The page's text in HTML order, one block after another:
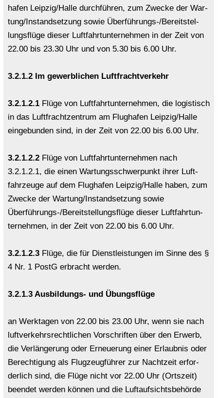
ha­fen Leip­zig/Halle durch­füh­ren, zum Zwe­cke der War­
tung/In­stand­set­zung sowie Überführungs-​/Be­reit­stel­
lungs­flü­ge die­ser Luft­fahrt­un­ter­neh­men in der Zeit von
22.00 bis 23.30 Uhr und von 5.30 bis 6.00 Uhr.
3.2.1.2 Im ge­werb­li­chen Luft­fracht­ver­kehr
3.2.1.2.1Flüge von Luft­fahrt­un­ter­neh­men, die lo­gis­tisch
in das Luft­fracht­zen­trum am Flug­ha­fen Leip­zig/Halle
ein­ge­bun­den sind, in der Zeit von 22.00 bis 6.00 Uhr.
3.2.1.2.2Flüge von Luft­fahrt­un­ter­neh­men nach
3.2.1.2.1, die einen War­tungs­schwer­punkt ihrer Luft­
fahr­zeu­ge auf dem Flug­ha­fen Leip­zig/Halle haben, zum
Zwe­cke der War­tung/In­stand­set­zung sowie
Überführungs-​/Be­reit­stel­lungs­flü­ge die­ser Luft­fahrt­un­
ter­neh­men, in der Zeit von 22.00 bis 6.00 Uhr.
3.2.1.2.3Flüge, die für Dienst­leis­tun­gen im Sinne des §
4 Nr. 1 PostG er­bracht wer­den.
3.2.1.3 Ausbildungs-​ und Übungs­flü­ge
an Werk­ta­gen von 22.00 bis 23.00 Uhr, wenn sie nach
luft­ver­kehrs­recht­li­chen Vor­schrif­ten über den Er­werb,
die Ver­län­ge­rung oder Er­neue­rung einer Er­laub­nis oder
Be­rech­ti­gung als Flug­zeug­füh­rer zur Nacht­zeit er­for­
der­lich sind, die Flüge nicht vor 22.00 Uhr (Orts­zeit)
be­en­det wer­den kön­nen und die Luft­auf­sichts­be­hör­de